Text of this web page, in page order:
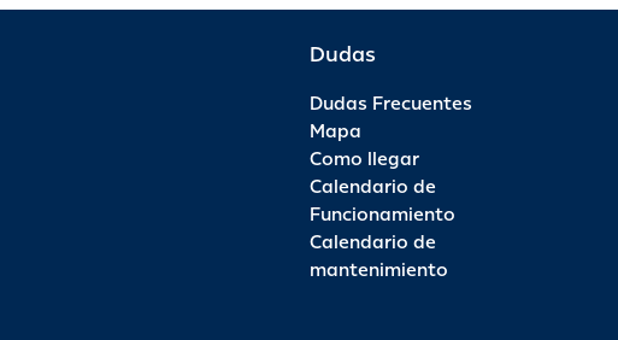
Dudas
Dudas Frecuentes
Mapa
Como llegar
Calendario de
Funcionamiento
Calendario de
mantenimiento